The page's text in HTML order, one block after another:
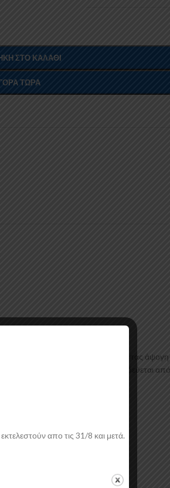
ΣΤΟ ΚΑΛΆΘΙ
ΤΏΡΑ
τελευταίας τεχνολογίας έχοντας άψογη
αντιχαρακτική επιφάνεια. Συνοδεύεται από
απο τις 31/8 και μετά.